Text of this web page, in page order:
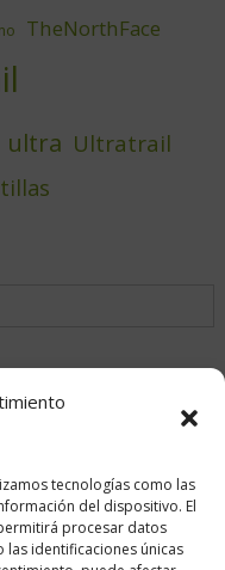
tecnologías como las
del dispositivo. El
procesar datos
identificaciones únicas
TheNorthFace
ultra Ultratrail